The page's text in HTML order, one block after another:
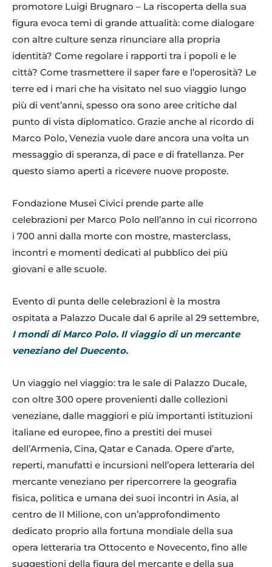
promotore Luigi Brugnaro – La riscoperta della sua
figura evoca temi di grande attualità: come dialogare
con altre culture senza rinunciare alla propria
identità? Come regolare i rapporti tra i popoli e le
città? Come trasmettere il saper fare e l’operosità? Le
terre ed i mari che ha visitato nel suo viaggio lungo
più di vent’anni, spesso ora sono aree critiche dal
punto di vista diplomatico. Grazie anche al ricordo di
Marco Polo, Venezia vuole dare ancora una volta un
messaggio di speranza, di pace e di fratellanza. Per
questo siamo aperti a ricevere nuove proposte.
Fondazione Musei Civici prende parte alle
celebrazioni per Marco Polo nell’anno in cui ricorrono
i 700 anni dalla morte con mostre, masterclass,
incontri e momenti dedicati al pubblico dei più
giovani e alle scuole.
Evento di punta delle celebrazioni è la mostra
ospitata a Palazzo Ducale dal 6 aprile al 29 settembre,
I mondi di Marco Polo. Il viaggio di un mercante
veneziano del Duecento.
Un viaggio nel viaggio: tra le sale di Palazzo Ducale,
con oltre 300 opere provenienti dalle collezioni
veneziane, dalle maggiori e più importanti istituzioni
italiane ed europee, fino a prestiti dei musei
dell’Armenia, Cina, Qatar e Canada. Opere d’arte,
reperti, manufatti e incursioni nell’opera letteraria del
mercante veneziano per ripercorrere la geografia
fisica, politica e umana dei suoi incontri in Asia, al
centro de Il Milione, con un’approfondimento
dedicato proprio alla fortuna mondiale della sua
opera letteraria tra Ottocento e Novecento, fino alle
suggestioni della figura del mercante e della sua